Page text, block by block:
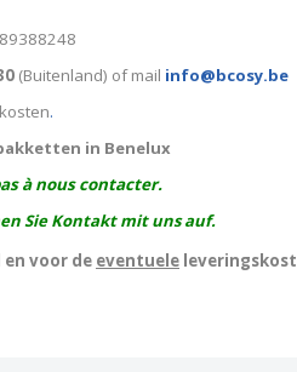
(Buitenland) of mail info@bcosy.be
.
in Benelux
à nous contacter.
Sie Kontakt mit uns auf.
voor de eventuele leveringskost